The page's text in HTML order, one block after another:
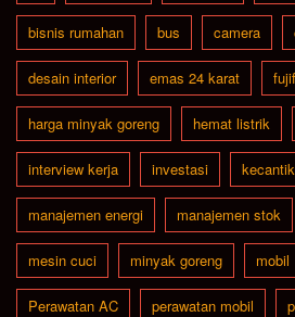
bisnis rumahan bus camera
desain interior emas 24 karat
harga minyak goreng hemat listrik
interview kerja investasi
manajemen energi manajemen stok
mesin cuci minyak goreng mobil
Perawatan AC perawatan mobil